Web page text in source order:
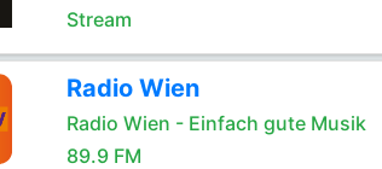
Stream
Radio Wien
Radio Wien - Einfach gute Musik
89.9 FM